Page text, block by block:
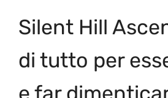
Silent Hill
di tutto per